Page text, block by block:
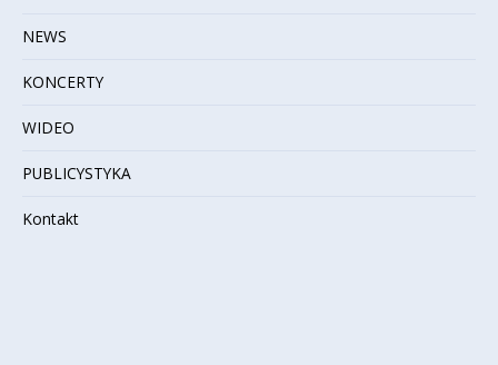
NEWS
KONCERTY
WIDEO
PUBLICYSTYKA
Kontakt